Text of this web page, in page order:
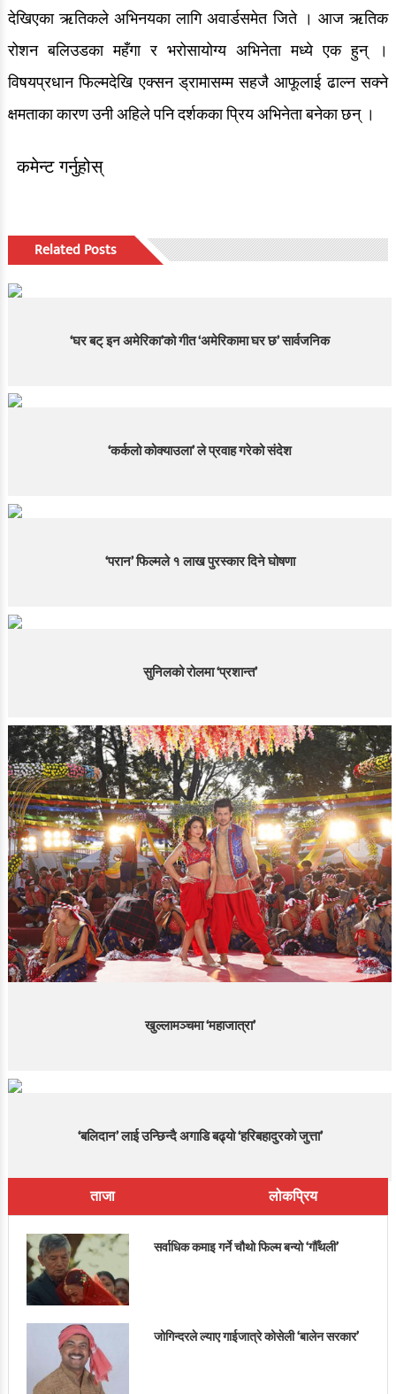
देखिएका ऋतिकले अभिनयका लागि अवार्डसमेत जिते । आज ऋतिक
रोशन बलिउडका महँगा र भरोसायोग्य अभिनेता मध्ये एक हुन् ।
विषयप्रधान फिल्मदेखि एक्सन ड्रामासम्म सहजै आफूलाई ढाल्न सक्ने
क्षमताका कारण उनी अहिले पनि दर्शकका प्रिय अभिनेता बनेका छन् ।
कमेन्ट गर्नुहोस्
Related Posts
‘घर बट् इन अमेरिका’को गीत ‘अमेरिकामा घर छ’ सार्वजनिक
‘कर्कलो कोक्याउला’ ले प्रवाह गरेको संदेश
‘परान’ फिल्मले १ लाख पुरस्कार दिने घोषणा
सुनिलको रोलमा ‘प्रशान्त’
खुल्लामञ्चमा ‘महाजात्रा’
‘बलिदान’ लाई उन्छिन्दै अगाडि बढ्यो ‘हरिबहादुरको जुत्ता’
ताजा लोकप्रिय
सर्वाधिक कमाइ गर्ने चौथो फिल्म बन्यो ‘गौँथली’
जोगिन्दरले ल्याए गाईजात्रे कोसेली ‘बालेन सरकार’